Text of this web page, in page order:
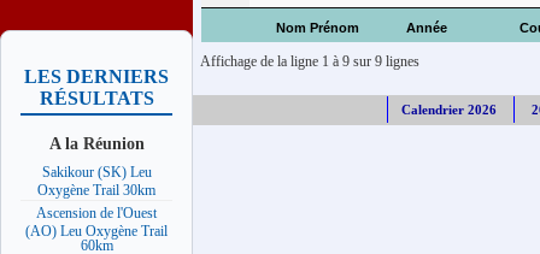
LES DERNIERS
RÉSULTATS
A la Réunion
Sakikour (SK) Leu
Oxygène Trail 30km
Ascension de l'Ouest
(AO) Leu Oxygène Trail
60km
Nom Prénom Année
Affichage de la ligne 1 à 9 sur 9 lignes
Calendrier 2026